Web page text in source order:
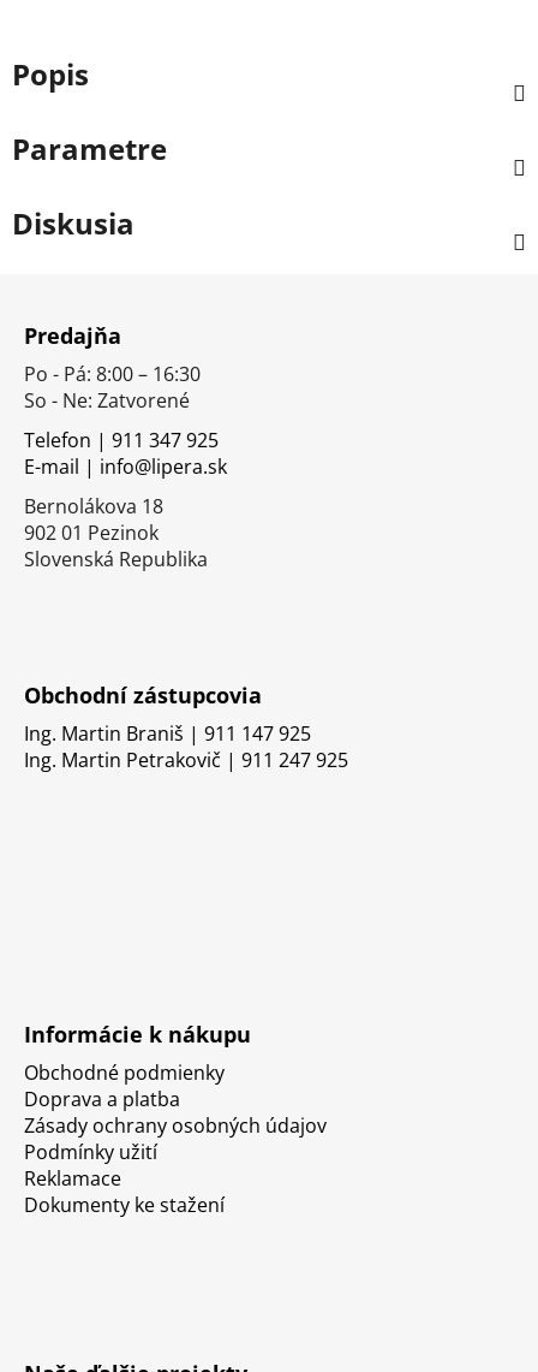
Popis
Parametre
Diskusia
Predajňa
Po - Pá: 8:00 – 16:30
So - Ne: Zatvorené
Telefon | 911 347 925
E-mail | info@lipera.sk
Bernolákova 18
902 01 Pezinok
Slovenská Republika
Obchodní zástupcovia
Ing. Martin Braniš | 911 147 925
Ing. Martin Petrakovič | 911 247 925
Informácie k nákupu
Obchodné podmienky
Doprava a platba
Zásady ochrany osobných údajov
Podmínky užití
Reklamace
Dokumenty ke stažení